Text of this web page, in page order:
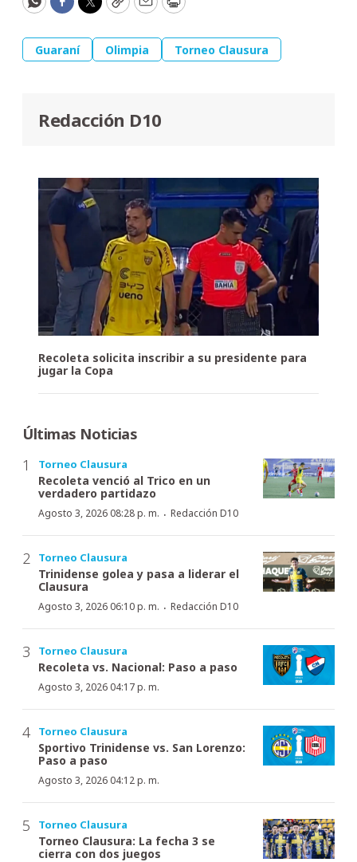
WhatsApp
Facebook
Twitter
CopyEmailPrint
Guaraní Olimpia Torneo Clausura
Redacción D10
Recoleta solicita inscribir a su presidente para
jugar la Copa
Últimas Noticias
Torneo Clausura
Recoleta venció al Trico en un
verdadero partidazo
Agosto 3, 2026 08:28 p. m. · Redacción D10
Torneo Clausura
Trinidense golea y pasa a liderar el
Clausura
Agosto 3, 2026 06:10 p. m. · Redacción D10
Torneo Clausura
Recoleta vs. Nacional: Paso a paso
Agosto 3, 2026 04:17 p. m.
Torneo Clausura
Sportivo Trinidense vs. San Lorenzo:
Paso a paso
Agosto 3, 2026 04:12 p. m.
Torneo Clausura
Torneo Clausura: La fecha 3 se
cierra con dos juegos